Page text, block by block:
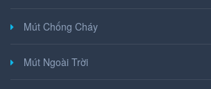
Mút Chống Cháy
Mút Ngoài Trời